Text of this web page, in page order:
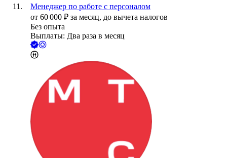
Менеджер по работе с персоналом
от 60 000 ₽ за месяц, до вычета налогов
Без опыта
Выплаты: Два раза в месяц